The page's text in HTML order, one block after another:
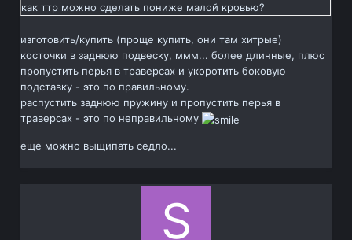
как ттр можно сделать пониже малой кровью?
изготовить/купить (проще купить, они там хитрые)
косточки в заднюю подвеску, ммм... более длинные, плюс
пропустить перья в траверсах и укоротить боковую
подставку - это по правильному.
распустить заднюю пружину и пропустить перья в
траверсах - это по неправильному
еще можно выщипать седло...